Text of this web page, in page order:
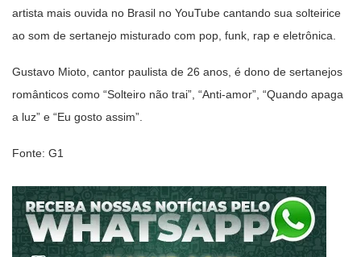
artista mais ouvida no Brasil no YouTube cantando sua solteirice
ao som de sertanejo misturado com pop, funk, rap e eletrônica.
Gustavo Mioto, cantor paulista de 26 anos, é dono de sertanejos
românticos como “Solteiro não trai”, “Anti-amor”, “Quando apaga
a luz” e “Eu gosto assim”.
Fonte: G1